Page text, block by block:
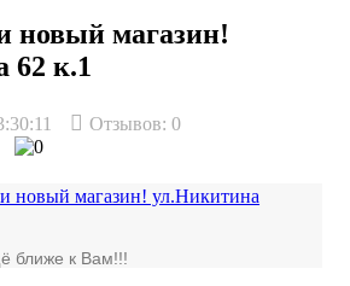
магазин!
62 к.1
Отзывов: 0
ближе к Вам!!!